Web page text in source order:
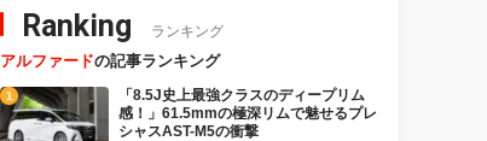
Ranking ランキング
アルファードの記事ランキング
「8.5J史上最強クラスのディープリム
感！」61.5mmの極深リムで魅せるプレ
シャスAST-M5の衝撃